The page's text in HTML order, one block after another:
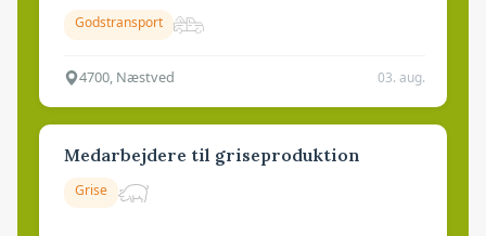
Godstransport
4700, Næstved 03. aug.
Medarbejdere til griseproduktion
Grise